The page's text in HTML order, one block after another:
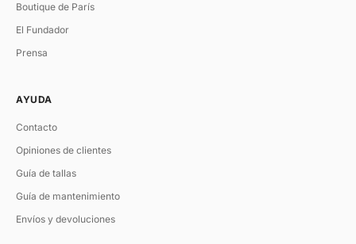
Boutique de París
El Fundador
Prensa
AYUDA
Contacto
Opiniones de clientes
Guía de tallas
Guía de mantenimiento
Envíos y devoluciones